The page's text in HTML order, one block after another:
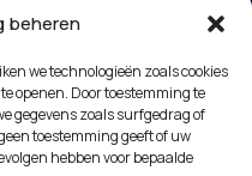
beheren
we technologieën zoals cookies
openen. Door toestemming te
gegevens zoals surfgedrag of
toestemming geeft of uw
hebben voor bepaalde
Bluesky
Algemene voorwaarden